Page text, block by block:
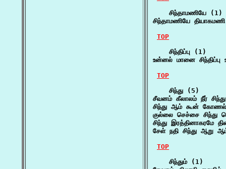
    சிந்தாமணியே (1)
சிந்தாமணியே
TOP
    சிந்திப்பு (1)
உன்னல் மானை
TOP
    சிந்து (5)
சீவனம் கீலாலம் நீர்
சிந்து ஆம் கூன்
குல்லை செச்சை சிந்து
சிந்து இரத்தினாகரமே
சேள் நதி சிந்து ஆறு
TOP
    சிந்தும் (1)